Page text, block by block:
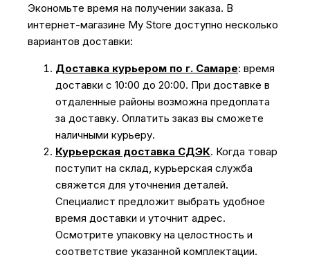
Экономьте время на получении заказа. В
интернет-магазине My Store доступно несколько
вариантов доставки:
Доставка курьером по г. Самаре: время
доставки с 10:00 до 20:00. При доставке в
отдаленные районы возможна предоплата
за доставку. Оплатить заказ вы сможете
наличными курьеру.
Курьерская доставка СДЭК. Когда товар
поступит на склад, курьерская служба
свяжется для уточнения деталей.
Специалист предложит выбрать удобное
время доставки и уточнит адрес.
Осмотрите упаковку на целостность и
соответствие указанной комплектации.